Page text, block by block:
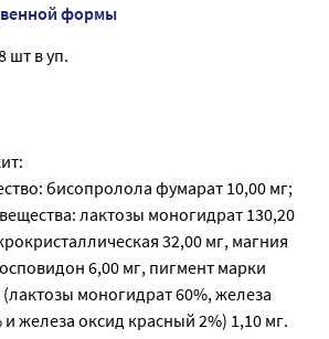
формы
шт в уп.
бисопролола фумарат 10,00 мг;
лактозы моногидрат 130,20
32,00 мг, магния
6,00 мг, пигмент марки
моногидрат 60%, железа
железа оксид красный 2%) 1,10 мг.